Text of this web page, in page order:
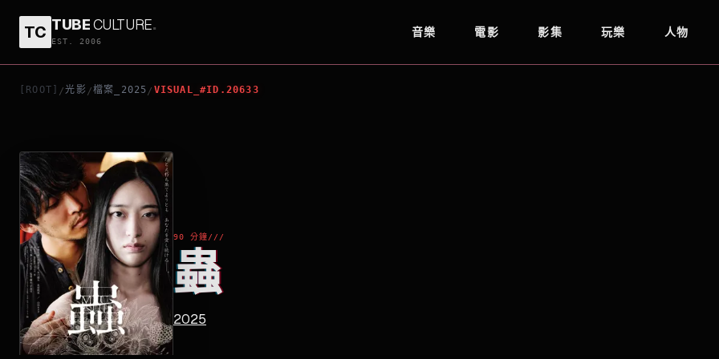
TC TUBECULTURE.
EST. 2006
音樂 電影 影集 玩樂 人物
[ROOT] /光影 /檔案_2025 / VISUAL_#ID.20633
90 分鐘///
蟲
2025
蟲